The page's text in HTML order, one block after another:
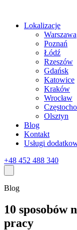
Lokalizacje
Warszawa
Poznań
Łódź
Rzeszów
Gdańsk
Katowice
Kraków
Wrocław
Olsztyn
Blog
Kontakt
Usługi
+48 452 488 340
Blog
10 sposobów
pracy